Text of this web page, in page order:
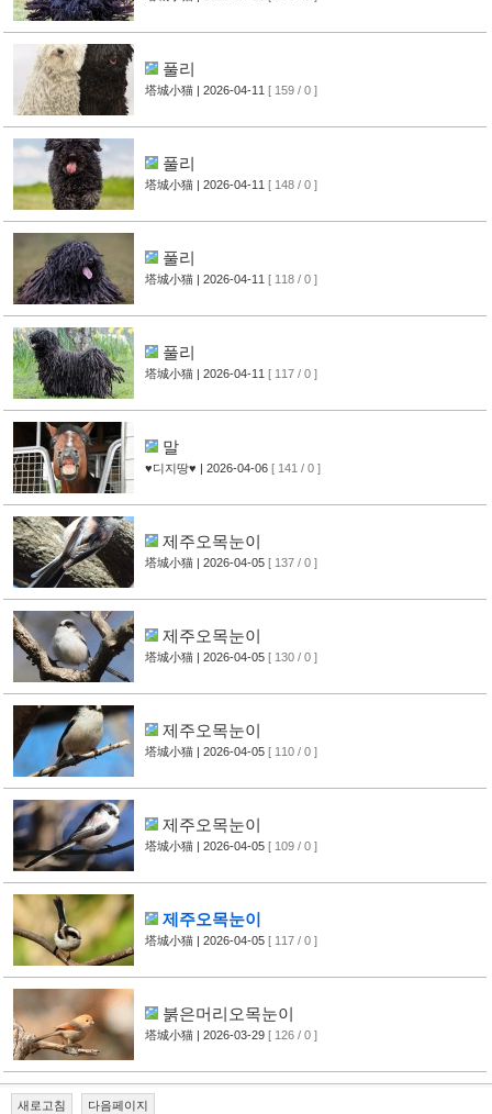
풀리
塔城小猫 | 2026-04-11 [ 159 / 0 ]
풀리
塔城小猫 | 2026-04-11 [ 148 / 0 ]
풀리
塔城小猫 | 2026-04-11 [ 118 / 0 ]
풀리
塔城小猫 | 2026-04-11 [ 117 / 0 ]
말
♥디지땅♥ | 2026-04-06 [ 141 / 0 ]
제주오목눈이
塔城小猫 | 2026-04-05 [ 137 / 0 ]
제주오목눈이
塔城小猫 | 2026-04-05 [ 130 / 0 ]
제주오목눈이
塔城小猫 | 2026-04-05 [ 110 / 0 ]
제주오목눈이
塔城小猫 | 2026-04-05 [ 109 / 0 ]
제주오목눈이
塔城小猫 | 2026-04-05 [ 117 / 0 ]
붉은머리오목눈이
塔城小猫 | 2026-03-29 [ 126 / 0 ]
새로고침 다음페이지